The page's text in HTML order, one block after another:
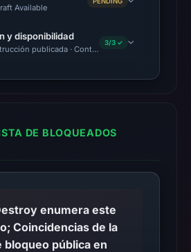
Available
y disponibilidad
publicada · Content Observed
3/3 ✓
DE BLOQUEADOS
enumera este
Coincidencias de la
bloqueo pública en